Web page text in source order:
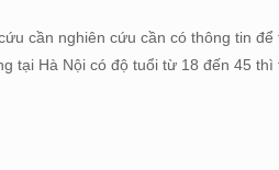
cần nghiên cứu cần có thông tin
tại Hà Nội có độ tuổi từ 18 đến 45